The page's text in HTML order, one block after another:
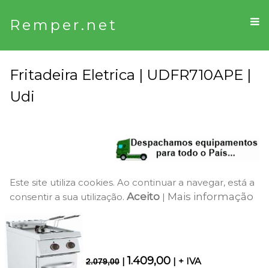
Remper.net
Fritadeira Eletrica | UDFR710APE |
Udi
Este site utiliza cookies. Ao continuar a navegar, está a
consentir a sua utilização. Aceito | Mais informação
2.079,00 |1.409,00 | + IVA